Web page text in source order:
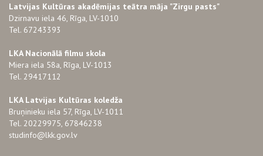
Latvijas Kultūras akadēmijas teātra māja "Zirgu pasts"
Dzirnavu iela 46, Rīga, LV-1010
Tel. 67243393
LKA Nacionālā filmu skola
Miera iela 58a, Rīga, LV-1013
Tel. 29417112
LKA Latvijas Kultūras koledža
Bruņinieku iela 57, Rīga, LV-1011
Tel. 20229975, 67846238
studinfo@lkk.gov.lv